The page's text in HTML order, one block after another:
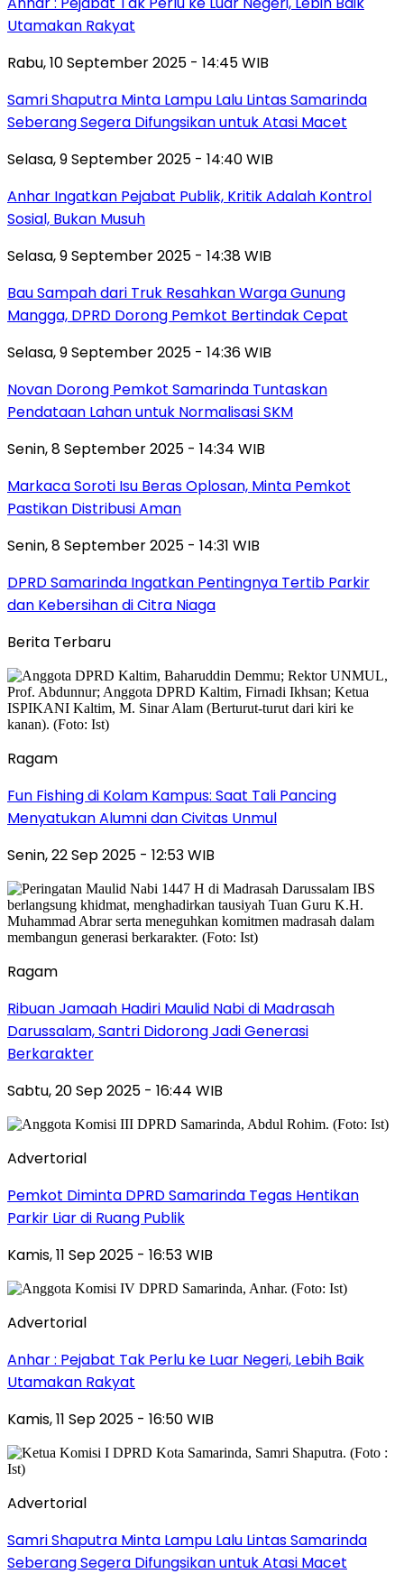
Utamakan Rakyat
Rabu, 10 September 2025 - 14:45 WIB
Samri Shaputra Minta Lampu Lalu Lintas Samarinda
Seberang Segera Difungsikan untuk Atasi Macet
Selasa, 9 September 2025 - 14:40 WIB
Anhar Ingatkan Pejabat Publik, Kritik Adalah Kontrol
Sosial, Bukan Musuh
Selasa, 9 September 2025 - 14:38 WIB
Bau Sampah dari Truk Resahkan Warga Gunung
Mangga, DPRD Dorong Pemkot Bertindak Cepat
Selasa, 9 September 2025 - 14:36 WIB
Novan Dorong Pemkot Samarinda Tuntaskan
Pendataan Lahan untuk Normalisasi SKM
Senin, 8 September 2025 - 14:34 WIB
Markaca Soroti Isu Beras Oplosan, Minta Pemkot
Pastikan Distribusi Aman
Senin, 8 September 2025 - 14:31 WIB
DPRD Samarinda Ingatkan Pentingnya Tertib Parkir
dan Kebersihan di Citra Niaga
Berita Terbaru
Ragam
Fun Fishing di Kolam Kampus: Saat Tali Pancing
Menyatukan Alumni dan Civitas Unmul
Senin, 22 Sep 2025 - 12:53 WIB
Ragam
Ribuan Jamaah Hadiri Maulid Nabi di Madrasah
Darussalam, Santri Didorong Jadi Generasi
Berkarakter
Sabtu, 20 Sep 2025 - 16:44 WIB
Advertorial
Pemkot Diminta DPRD Samarinda Tegas Hentikan
Parkir Liar di Ruang Publik
Kamis, 11 Sep 2025 - 16:53 WIB
Advertorial
Anhar : Pejabat Tak Perlu ke Luar Negeri, Lebih Baik
Utamakan Rakyat
Kamis, 11 Sep 2025 - 16:50 WIB
Advertorial
Samri Shaputra Minta Lampu Lalu Lintas Samarinda
Seberang Segera Difungsikan untuk Atasi Macet